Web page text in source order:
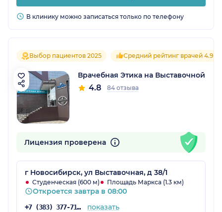
В клинику можно записаться только по телефону
Выбор пациентов 2025 Средний рейтинг врачей 4.9
Врачебная Этика на Выставочной
4.8 84 отзыва
Лицензия проверена
г Новосибирск, ул Выставочная, д 38/1
Студенческая (600 м) Площадь Маркса (1.3 км)
Откроется завтра в 08:00
+7 (383) 377-71-94 показать